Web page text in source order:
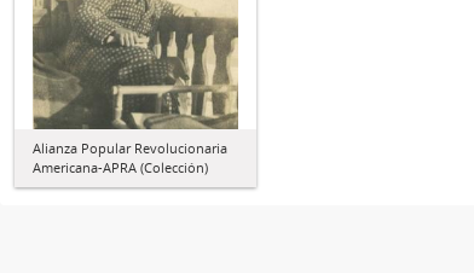
Alianza Popular Revolucionaria
Americana-APRA (Colección)